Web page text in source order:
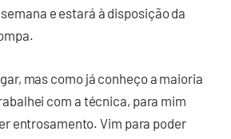
e estará à disposição da
mas como já conheço a maioria
com a técnica, para mim
entrosamento. Vim para poder